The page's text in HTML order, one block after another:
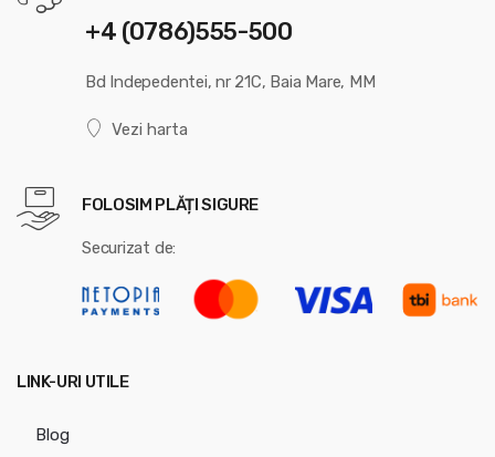
+4 (0786)555-500
Bd Indepedentei, nr 21C, Baia Mare, MM
Vezi harta
FOLOSIM PLĂȚI SIGURE
Securizat de:
LINK-URI UTILE
Blog